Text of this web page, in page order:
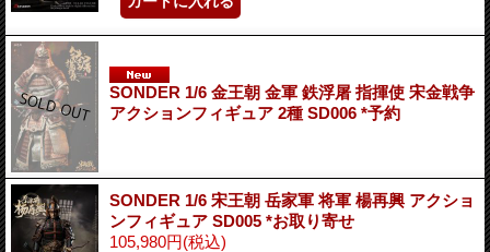
SONDER 1/6 金王朝 金軍 鉄浮屠 指揮使 宋金戦争
アクションフィギュア 2種 SD006 *予約
SONDER 1/6 宋王朝 岳家軍 将軍 楊再興 アクショ
ンフィギュア SD005 *お取り寄せ
105,980円(税込)